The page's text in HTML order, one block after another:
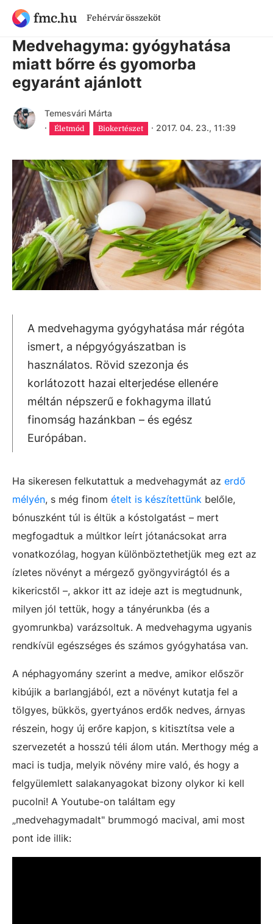
fmc.hu Fehérvár összeköt
9 évnél régebbi cikk
Medvehagyma: gyógyhatása
miatt bőrre és gyomorba
egyaránt ajánlott
Temesvári Márta
·
Életmód Biokertészet · 2017. 04. 23., 11:39
A medvehagyma gyógyhatása már régóta
ismert, a népgyógyászatban is
használatos. Rövid szezonja és
korlátozott hazai elterjedése ellenére
méltán népszerű e fokhagyma illatú
finomság hazánkban – és egész
Európában.
Ha sikeresen felkutattuk a medvehagymát az erdő
mélyén, s még finom ételt is készítettünk belőle,
bónuszként túl is éltük a kóstolgatást – mert
megfogadtuk a múltkor leírt jótanácsokat arra
vonatkozólag, hogyan különböztethetjük meg ezt az
ízletes növényt a mérgező gyöngyvirágtól és a
kikericstől –, akkor itt az ideje azt is megtudnunk,
milyen jól tettük, hogy a tányérunkba (és a
gyomrunkba) varázsoltuk. A medvehagyma ugyanis
rendkívül egészséges és számos gyógyhatása van.
A néphagyomány szerint a medve, amikor először
kibújik a barlangjából, ezt a növényt kutatja fel a
tölgyes, bükkös, gyertyános erdők nedves, árnyas
részein, hogy új erőre kapjon, s kitisztítsa vele a
szervezetét a hosszú téli álom után. Merthogy még a
maci is tudja, melyik növény mire való, és hogy a
felgyülemlett salakanyagokat bizony olykor ki kell
pucolni! A Youtube-on találtam egy
„medvehagymadalt" brummogó macival, ami most
pont ide illik: